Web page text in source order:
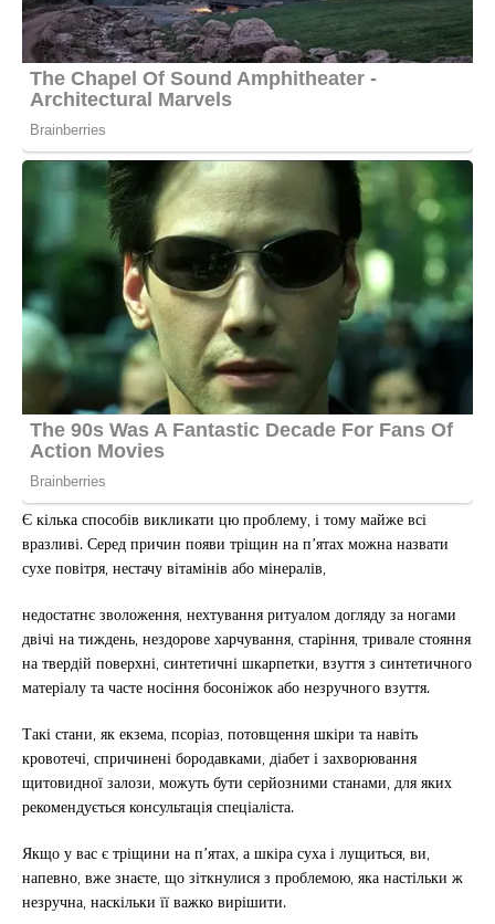
Є кілька способів викликати цю проблему, і тому майже всі
вразливі. Серед причин появи тріщин на п’ятах можна назвати
сухе повітря, нестачу вітамінів або мінералів,
недостатнє зволоження, нехтування ритуалом догляду за ногами
двічі на тиждень, нездорове харчування, старіння, тривале стояння
на твердій поверхні, синтетичні шкарпетки, взуття з синтетичного
матеріалу та часте носіння босоніжок або незручного взуття.
Такі стани, як екзема, псоріаз, потовщення шкіри та навіть
кровотечі, спричинені бородавками, діабет і захворювання
щитовидної залози, можуть бути серйозними станами, для яких
рекомендується консультація спеціаліста.
Якщо у вас є тріщини на п’ятах, а шкіра суха і лущиться, ви,
напевно, вже знаєте, що зіткнулися з проблемою, яка настільки ж
незручна, наскільки її важко вирішити.